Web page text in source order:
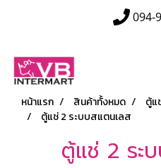
094-
หน้าแรก สินค้าทั้งหมด ตู้แ
ตู้แช่ 2 ระบบสแตนเลส
ตู้แช่ 2 ระ